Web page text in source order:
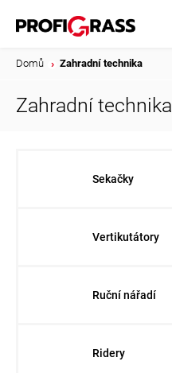
Domů Zahradní technika
Zahradní technika
Sekačky
Vertikutátory
Ruční nářadí
Ridery